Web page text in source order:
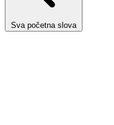
Sva početna slova